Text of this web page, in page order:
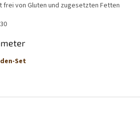
frei von Gluten und zugesetzten Fetten
Set